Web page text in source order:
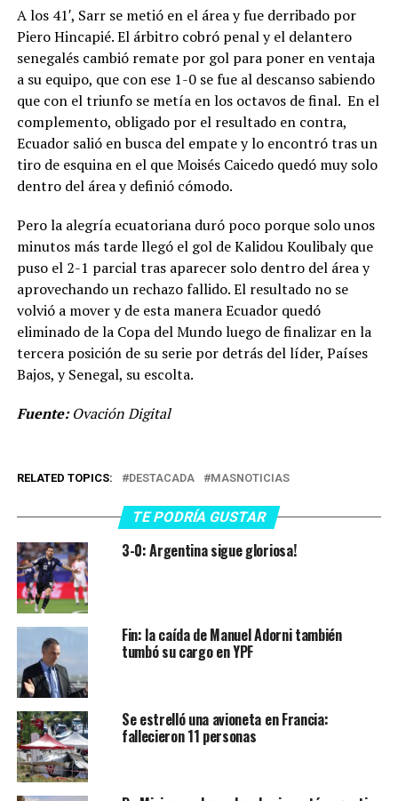
A los 41′, Sarr se metió en el área y fue derribado por
Piero Hincapié. El árbitro cobró penal y el delantero
senegalés cambió remate por gol para poner en ventaja
a su equipo, que con ese 1-0 se fue al descanso sabiendo
que con el triunfo se metía en los octavos de final. En el
complemento, obligado por el resultado en contra,
Ecuador salió en busca del empate y lo encontró tras un
tiro de esquina en el que Moisés Caicedo quedó muy solo
dentro del área y definió cómodo.
Pero la alegría ecuatoriana duró poco porque solo unos
minutos más tarde llegó el gol de Kalidou Koulibaly que
puso el 2-1 parcial tras aparecer solo dentro del área y
aprovechando un rechazo fallido. El resultado no se
volvió a mover y de esta manera Ecuador quedó
eliminado de la Copa del Mundo luego de finalizar en la
tercera posición de su serie por detrás del líder, Países
Bajos, y Senegal, su escolta.
Fuente:Ovación Digital
RELATED TOPICS: DESTACADA MASNOTICIAS
TE PODRÍA GUSTAR
3-0: Argentina sigue gloriosa!
Fin: la caída de Manuel Adorni también
tumbó su cargo en YPF
Se estrelló una avioneta en Francia:
fallecieron 11 personas